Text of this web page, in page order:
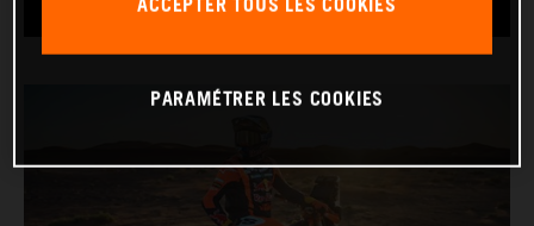
PARAMÉTRER LES COOKIES